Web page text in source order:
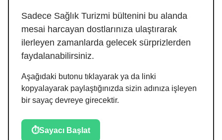
Sadece Sağlık Turizmi bültenini bu alanda
mesai harcayan dostlarınıza ulaştırarak
ilerleyen zamanlarda gelecek sürprizlerden
faydalanabilirsiniz.
Aşağıdaki butonu tıklayarak ya da linki
kopyalayarak paylaştığınızda sizin adınıza işleyen
bir sayaç devreye girecektir.
⏱️Sayacı Başlat